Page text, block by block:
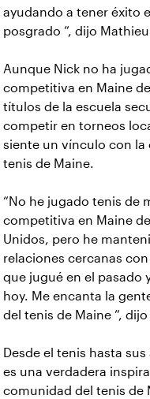
ayudando a tener éxito
posgrado ”, dijo
Aunque Nick no ha
competitiva en Maine
títulos de la escuela
competir en torneos
siente un vínculo con la
tenis de Maine.
“No he jugado tenis de
competitiva en Maine
Unidos, pero he
relaciones cercanas
que jugué en el pasado
hoy. Me encanta la
del tenis de Maine ”,
Desde el tenis hasta
es una verdadera
comunidad del tenis de